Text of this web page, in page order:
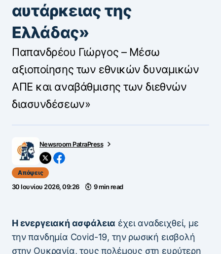
αυτάρκειας της
Ελλάδας»
Παπανδρέου Γιώργος – Μέσω
αξιοποίησης των εθνικών δυναμικών
ΑΠΕ και αναβάθμισης των διεθνών
διασυνδέσεων»
Newsroom PatraPress
Απόψεις
30 Ιουνίου 2026, 09:26 9 min read
Η ενεργειακή ασφάλεια έχει αναδειχθεί, με
την πανδημία Covid-19, την ρωσική εισβολή
στην Ουκρανία, τους πολέμους στη ευρύτερη